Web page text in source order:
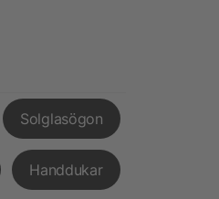
Solglasögon
Handdukar